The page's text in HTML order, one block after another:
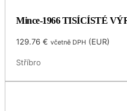
Mince-1966 TISÍCÍSTÉ
129.76€ včetně DPH (EUR)
Stříbro